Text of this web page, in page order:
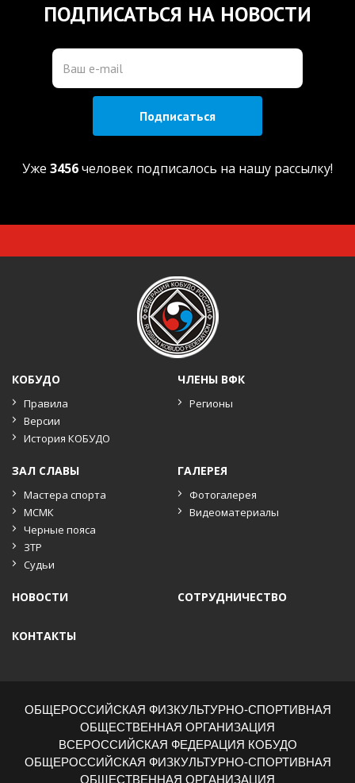
ПОДПИСАТЬСЯ НА НОВОСТИ
Подписаться
Уже 3456человек подписалось на нашу рассылку!
КОБУДО
Правила
Версии
История КОБУДО
ЧЛЕНЫ ВФК
Регионы
ЗАЛ СЛАВЫ
Мастера спорта
МСМК
Черные пояса
ЗТР
Судьи
ГАЛЕРЕЯ
Фотогалерея
Видеоматериалы
НОВОСТИ СОТРУДНИЧЕСТВО
КОНТАКТЫ
ОБЩЕРОССИЙСКАЯ ФИЗКУЛЬТУРНО-СПОРТИВНАЯ
ОБЩЕСТВЕННАЯ ОРГАНИЗАЦИЯ
ВСЕРОССИЙСКАЯ ФЕДЕРАЦИЯ КОБУДО
ОБЩЕРОССИЙСКАЯ ФИЗКУЛЬТУРНО-СПОРТИВНАЯ
ОБЩЕСТВЕННАЯ ОРГАНИЗАЦИЯ